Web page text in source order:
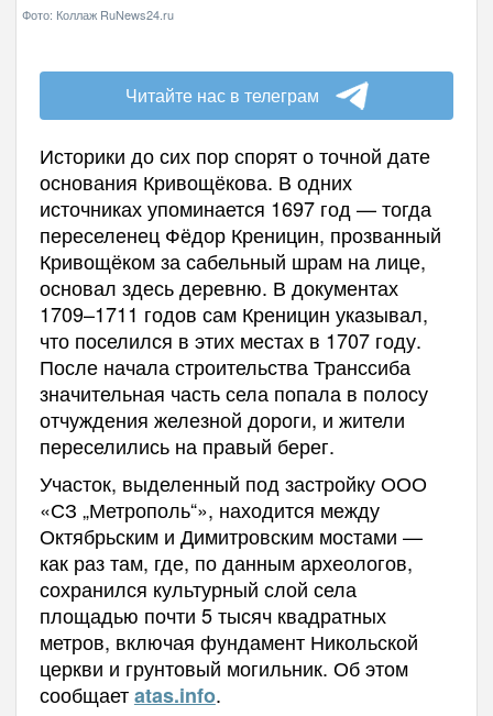
Фото: Коллаж RuNews24.ru
Читайте нас в телеграм
Историки до сих пор спорят о точной дате
основания Кривощёкова. В одних
источниках упоминается 1697 год — тогда
переселенец Фёдор Креницин, прозванный
Кривощёком за сабельный шрам на лице,
основал здесь деревню. В документах
1709–1711 годов сам Креницин указывал,
что поселился в этих местах в 1707 году.
После начала строительства Транссиба
значительная часть села попала в полосу
отчуждения железной дороги, и жители
переселились на правый берег.
Участок, выделенный под застройку ООО
«СЗ „Метрополь“», находится между
Октябрьским и Димитровским мостами —
как раз там, где, по данным археологов,
сохранился культурный слой села
площадью почти 5 тысяч квадратных
метров, включая фундамент Никольской
церкви и грунтовый могильник. Об этом
сообщаетatas.info.